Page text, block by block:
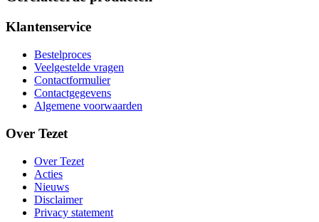
Klantenservice
Bestelproces
Veelgestelde vragen
Contactformulier
Contactgegevens
Algemene voorwaarden
Over Tezet
Over Tezet
Acties
Nieuws
Disclaimer
Privacy statement